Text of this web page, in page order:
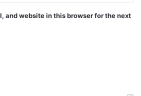
and website in this browser for the next